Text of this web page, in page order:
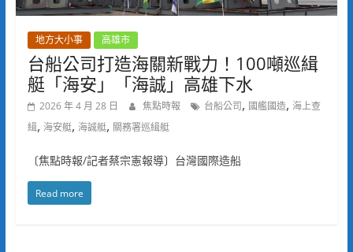
地方大小事 高雄市
台船公司打造海關新戰力！100噸巡緝
艇「海安」「海誠」高雄下水
2026 年 4 月 28 日 焦點時報 台船公司, 國艦國造, 海上查
緝, 海安艇, 海誠艇, 關務署巡緝艇
〔焦點時報/記者蔡宗憲報導〕台灣國際造船
Read more